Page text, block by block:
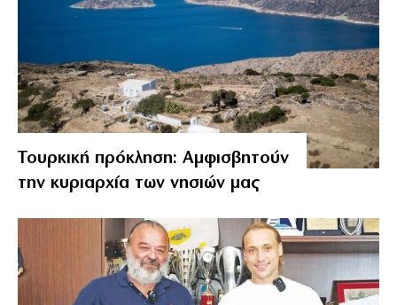
Τουρκική πρόκληση: Αμφισβητούν
την κυριαρχία των νησιών μας